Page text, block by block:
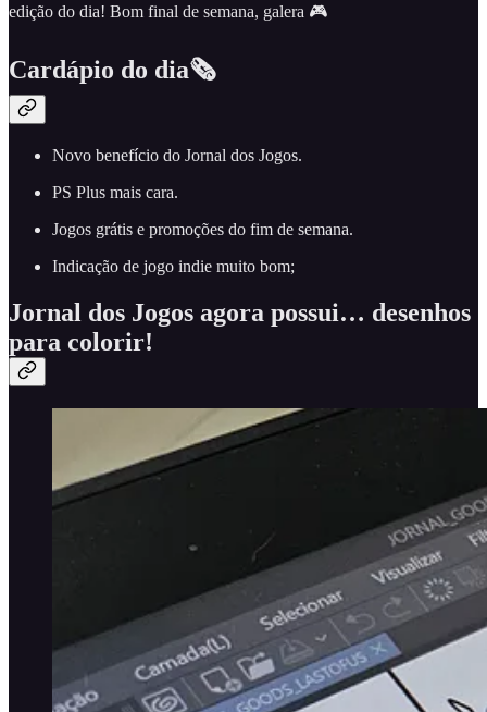
edição do dia! Bom final de semana, galera 🎮
Cardápio do dia🗞️
Novo benefício do Jornal dos Jogos.
PS Plus mais cara.
Jogos grátis e promoções do fim de semana.
Indicação de jogo indie muito bom;
Jornal dos Jogos agora possui… desenhos
para colorir!